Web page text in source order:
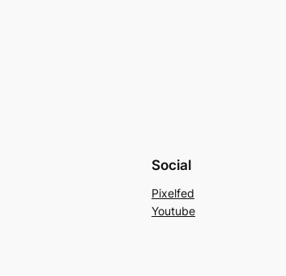
Social
Pixelfed
Youtube